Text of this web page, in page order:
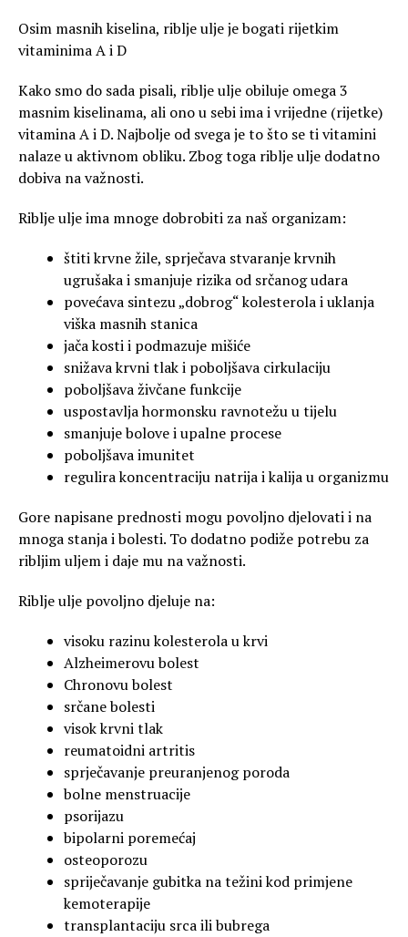
Osim masnih kiselina, riblje ulje je bogati rijetkim
vitaminima A i D
Kako smo do sada pisali, riblje ulje obiluje omega 3
masnim kiselinama, ali ono u sebi ima i vrijedne (rijetke)
vitamina A i D. Najbolje od svega je to što se ti vitamini
nalaze u aktivnom obliku. Zbog toga riblje ulje dodatno
dobiva na važnosti.
Riblje ulje ima mnoge dobrobiti za naš organizam:
štiti krvne žile, sprječava stvaranje krvnih
ugrušaka i smanjuje rizika od srčanog udara
povećava sintezu „dobrog“ kolesterola i uklanja
viška masnih stanica
jača kosti i podmazuje mišiće
snižava krvni tlak i poboljšava cirkulaciju
poboljšava živčane funkcije
uspostavlja hormonsku ravnotežu u tijelu
smanjuje bolove i upalne procese
poboljšava imunitet
regulira koncentraciju natrija i kalija u organizmu
Gore napisane prednosti mogu povoljno djelovati i na
mnoga stanja i bolesti. To dodatno podiže potrebu za
ribljim uljem i daje mu na važnosti.
Riblje ulje povoljno djeluje na:
visoku razinu kolesterola u krvi
Alzheimerovu bolest
Chronovu bolest
srčane bolesti
visok krvni tlak
reumatoidni artritis
sprječavanje preuranjenog poroda
bolne menstruacije
psorijazu
bipolarni poremećaj
osteoporozu
spriječavanje gubitka na težini kod primjene
kemoterapije
transplantaciju srca ili bubrega